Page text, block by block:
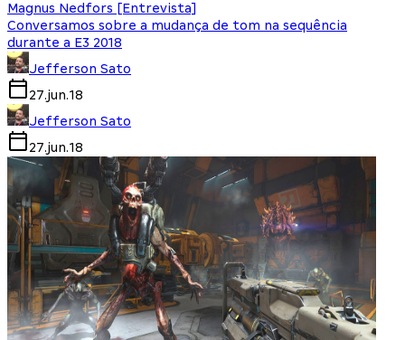
Magnus Nedfors [Entrevista]
Conversamos sobre a mudança de tom na sequência
durante a E3 2018
Jefferson Sato
27.jun.18
Jefferson Sato
27.jun.18